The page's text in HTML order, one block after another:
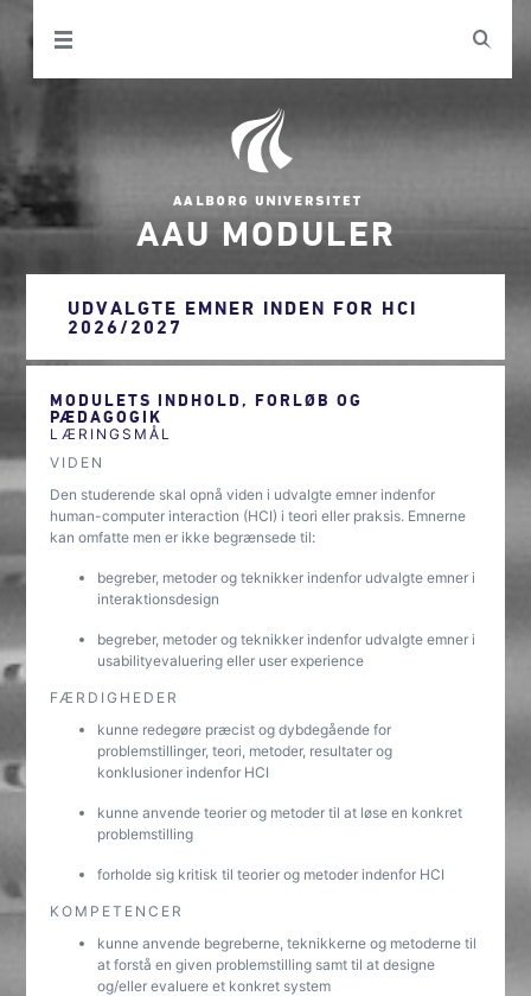
AAU MODULER
UDVALGTE EMNER INDEN FOR HCI
2026/2027
MODULETS INDHOLD, FORLØB OG
PÆDAGOGIK
LÆRINGSMÅL
VIDEN
Den studerende skal opnå viden i udvalgte emner indenfor
human-computer interaction (HCI) i teori eller praksis. Emnerne
kan omfatte men er ikke begrænsede til:
begreber, metoder og teknikker indenfor udvalgte emner i
interaktionsdesign
begreber, metoder og teknikker indenfor udvalgte emner i
usabilityevaluering eller user experience
FÆRDIGHEDER
kunne redegøre præcist og dybdegående for
problemstillinger, teori, metoder, resultater og
konklusioner indenfor HCI
kunne anvende teorier og metoder til at løse en konkret
problemstilling
forholde sig kritisk til teorier og metoder indenfor HCI
KOMPETENCER
kunne anvende begreberne, teknikkerne og metoderne til
at forstå en given problemstilling samt til at designe
og/eller evaluere et konkret system